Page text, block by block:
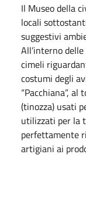
Il Museo della
locali
suggestivi
All’interno
cimeli
costumi degli
“Pacchiana”,
(tinozza) usati
utilizzati per la
perfettamente
artigiani ai